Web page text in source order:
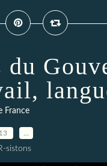
France
sistons